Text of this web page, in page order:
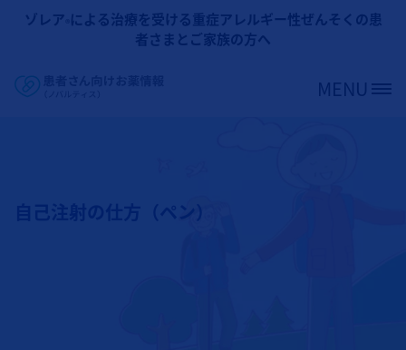
メインコンテンツに移動
ゾレア による治療を受ける重症アレルギー性ぜんそくの患
者さまとご家族の方へ
Site Logo MENU
自己注射の仕方（ペン）